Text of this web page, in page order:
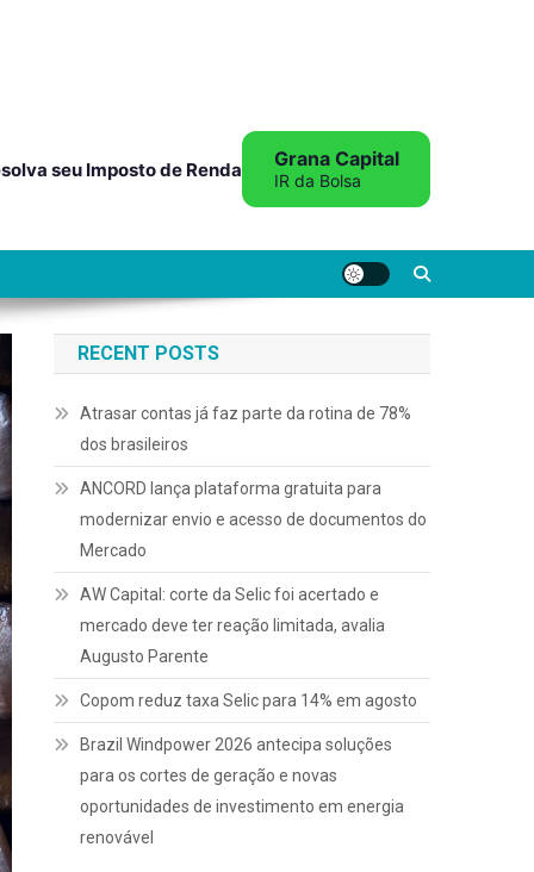
seu Imposto de Renda Grana Capital
IR da Bolsa
RECENT POSTS
Atrasar contas já faz parte da rotina de 78%
dos brasileiros
ANCORD lança plataforma gratuita para
modernizar envio e acesso de documentos do
Mercado
AW Capital: corte da Selic foi acertado e
mercado deve ter reação limitada, avalia
Augusto Parente
Copom reduz taxa Selic para 14% em agosto
Brazil Windpower 2026 antecipa soluções
para os cortes de geração e novas
oportunidades de investimento em energia
renovável